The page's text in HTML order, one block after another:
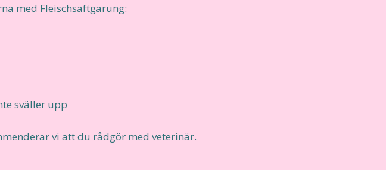
med Fleischsaftgarung:
sväller upp
vi att du rådgör med veterinär.